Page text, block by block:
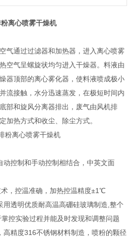
粉离心喷雾干燥机
气通过过滤器和加热器，进入离心喷雾
空气呈螺旋状均匀进入干燥器。料液由
器顶部的离心雾化器，使料液喷成极小
流接触，水分迅速蒸发，在极短时间内
部和旋风分离器排出，废气由风机排
加热方式和收尘、除尘方式。
动控制和手动控制相结合，中英文面
，控温准确，加热控温精度±1℃
用透明优质耐高温高硼硅玻璃制造,整个
控实验过程并能及时发现和调整问题
高精度316不锈钢材料制造，喷粉的颗径